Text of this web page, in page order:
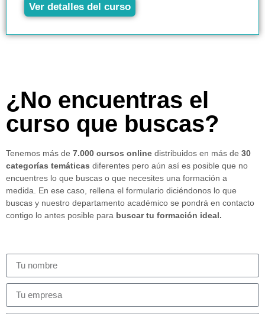
Ver detalles del curso
¿No encuentras el
curso que buscas?
Tenemos más de 7.000 cursos online distribuidos en más de 30
categorías temáticas diferentes pero aún así es posible que no
encuentres lo que buscas o que necesites una formación a
medida. En ese caso, rellena el formulario diciéndonos lo que
buscas y nuestro departamento académico se pondrá en contacto
contigo lo antes posible para buscar tu formación ideal.